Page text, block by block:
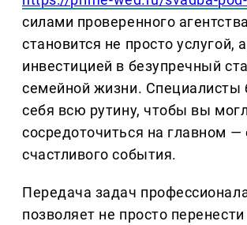
силами проверенного агентства
становится не просто услугой,
инвестицией в безупречный
семейной жизни. Специалисты
себя всю рутину, чтобы вы
сосредоточиться на главном
счастливого события.
Передача задач
позволяет не просто перенести